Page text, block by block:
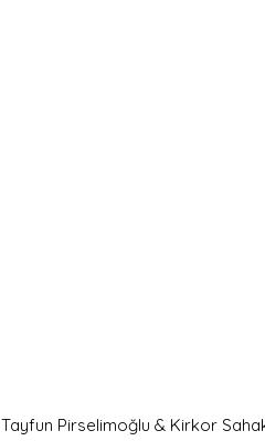
Tayfun Pirselimoğlu & Kirkor